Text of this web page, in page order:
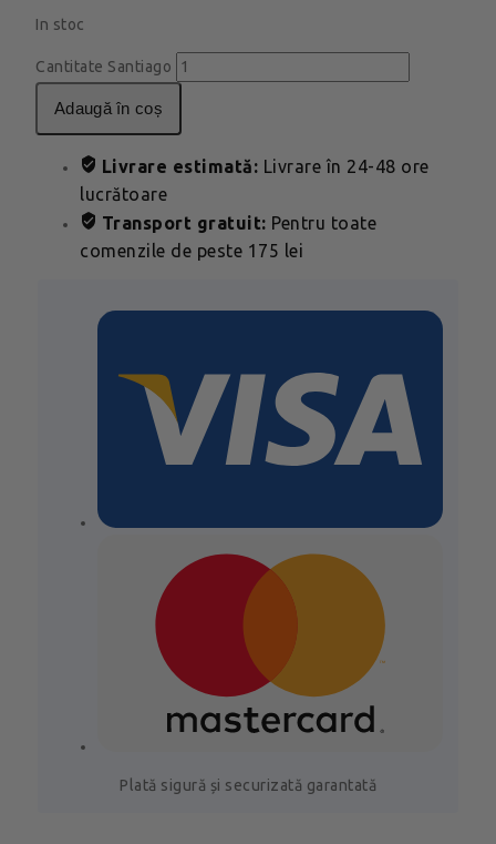
In stoc
Cantitate Santiago
adaugă în coș
Livrare estimată: Livrare în 24-48 ore
lucrătoare
Transport gratuit: Pentru toate
comenzile de peste 175 lei
Plată sigură și securizată garantată